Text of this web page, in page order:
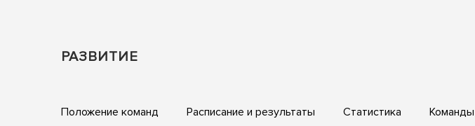
РАЗВИТИЕ
Положение команд Расписание и результаты Статистика Команды